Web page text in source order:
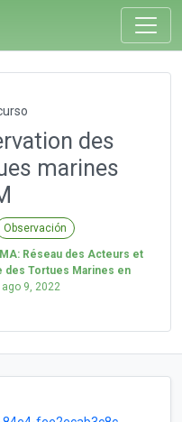
des
marines
Observación
Réseau des Acteurs et
des Tortues Marines en
ago 9, 2022